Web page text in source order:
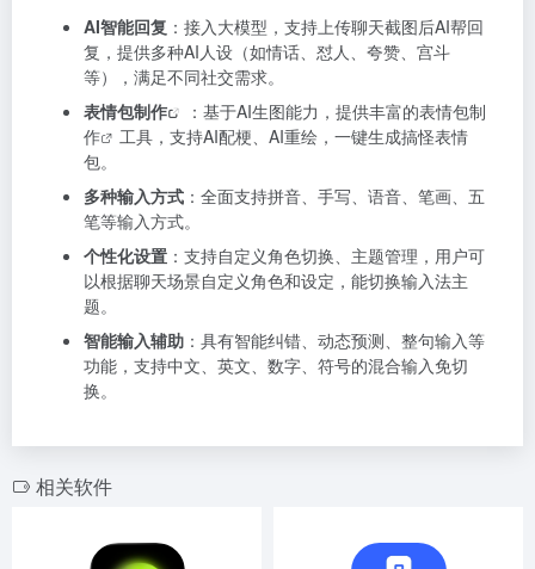
AI智能回复 ：接入大模型，支持上传聊天截图后AI帮回
复，提供多种AI人设（如情话、怼人、夸赞、宫斗
等），满足不同社交需求。
表情包制作
：基于AI生图能力，提供丰富的表情包制
作
工具，支持AI配梗、AI重绘，一键生成搞怪表情
包。
多种输入方式 ：全面支持拼音、手写、语音、笔画、五
笔等输入方式。
个性化设置 ：支持自定义角色切换、主题管理，用户可
以根据聊天场景自定义角色和设定，能切换输入法主
题。
智能输入辅助 ：具有智能纠错、动态预测、整句输入等
功能，支持中文、英文、数字、符号的混合输入免切
换。
相关软件